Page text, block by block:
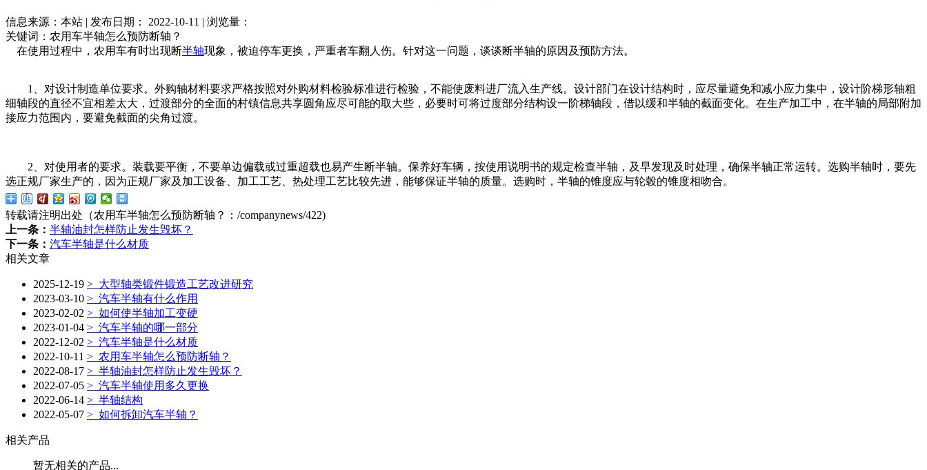
信息来源：本站 | 发布日期： 2022-10-11 | 浏览量：
关键词：农用车半轴怎么预防断轴？
在使用过程中，农用车有时出现断半轴现象，被迫停车更换，严重者车翻人伤。针对这一问题，谈谈断半轴的原因及预防方法。
1、对设计制造单位要求。外购轴材料要求严格按照对外购材料检验标准进行检验，不能使废料进厂流入生产线。设计部门在设计结构时，应尽量避免和减小应力集中，设计阶梯形轴粗
细轴段的直径不宜相差太大，过渡部分的全面的村镇信息共享圆角应尽可能的取大些，必要时可将过度部分结构设一阶梯轴段，借以缓和半轴的截面变化。在生产加工中，在半轴的局部附加
接应力范围内，要避免截面的尖角过渡。
2、对使用者的要求。装载要平衡，不要单边偏载或过重超载也易产生断半轴。保养好车辆，按使用说明书的规定检查半轴，及早发现及时处理，确保半轴正常运转。选购半轴时，要先
选正规厂家生产的，因为正规厂家及加工设备、加工工艺、热处理工艺比较先进，能够保证半轴的质量。选购时，半轴的锥度应与轮毂的锥度相吻合。
转载请注明出处（农用车半轴怎么预防断轴？： /companynews/422)
上一条： 半轴油封怎样防止发生毁坏？
下一条： 汽车半轴是什么材质
相关文章
2025-12-19 > 大型轴类锻件锻造工艺改进研究
2023-03-10 > 汽车半轴有什么作用
2023-02-02 > 如何使半轴加工变硬
2023-01-04 > 汽车半轴的哪一部分
2022-12-02 > 汽车半轴是什么材质
2022-10-11 > 农用车半轴怎么预防断轴？
2022-08-17 > 半轴油封怎样防止发生毁坏？
2022-07-05 > 汽车半轴使用多久更换
2022-06-14 > 半轴结构
2022-05-07 > 如何拆卸汽车半轴？
相关产品
暂无相关的产品...